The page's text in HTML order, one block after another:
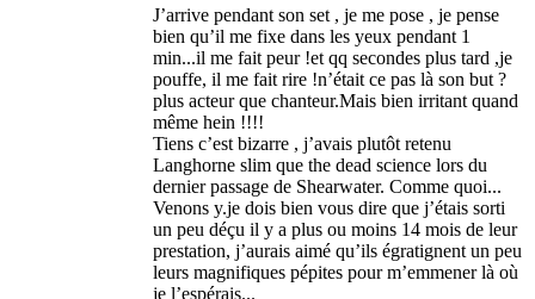
J’arrive pendant son set , je me pose , je pense
bien qu’il me fixe dans les yeux pendant 1
min...il me fait peur !et qq secondes plus tard ,je
pouffe, il me fait rire !n’était ce pas là son but ?
plus acteur que chanteur.Mais bien irritant quand
même hein !!!!
Tiens c’est bizarre , j’avais plutôt retenu
Langhorne slim que the dead science lors du
dernier passage de Shearwater. Comme quoi...
Venons y.je dois bien vous dire que j’étais sorti
un peu déçu il y a plus ou moins 14 mois de leur
prestation, j’aurais aimé qu’ils égratignent un peu
leurs magnifiques pépites pour m’emmener là où
je l’espérais...